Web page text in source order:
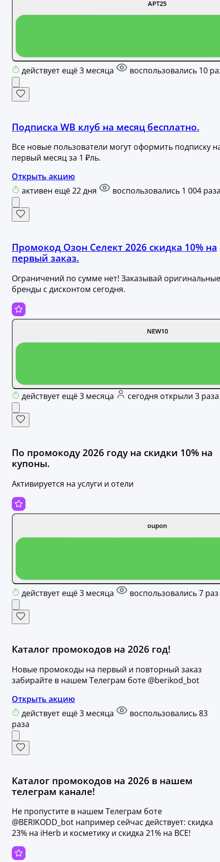
АРТ25
действует ещё 3 месяца воспользовались 10
Подписка WB клуб на месяц бесплатно.
Все новые пользователи могут оформить подписку
первый месяц за 1 ₽ль.
Открыть акцию
активен ещё 22 дня
воспользовались 1 004
Промокод Озон Селект 2026 скидка 10% на
первый заказ.
Ограничений по сумме нет! Заказывай оригинальные
бренды с дисконтом сегодня.
NEW10
действует ещё 3 месяца сегодня открыли 3 раза
По промокоду 2026 году на скидки 10% на
купоны.
Активируется на услуги и отели
oupon
действует ещё 3 месяца воспользовались 7 раз
Каталог промокодов на 2026 год!
Новые промокоды на первый и повторный заказ
забирайте в нашем Телеграм боте @berikod_bot
Открыть акцию
действует ещё 3 месяца
воспользовались 83
раза
Каталог промокодов на 2026 в нашем
телеграм канале!
Не пропустите в нашем Телеграм боте
@BERIKODD_bot например сейчас действует: скидка
23% на iHerb и косметику и скидка 21% на ВСЕ!